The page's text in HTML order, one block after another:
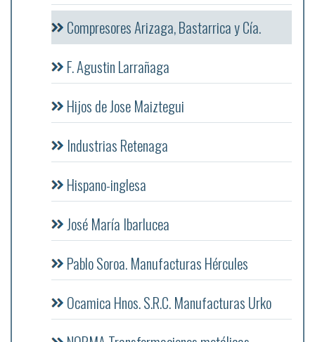
Compresores Arizaga, Bastarrica y Cía.
F. Agustin Larrañaga
Hijos de Jose Maiztegui
Industrias Retenaga
Hispano-inglesa
José María Ibarlucea
Pablo Soroa. Manufacturas Hércules
Ocamica Hnos. S.R.C. Manufacturas Urko